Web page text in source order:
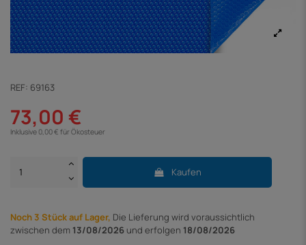
REF: 69163
73,00 €
Inklusive 0,00 € für Ökosteuer
Kaufen
Noch 3 Stück auf Lager, Die Lieferung wird voraussichtlich
zwischen dem 13/08/2026 und erfolgen 18/08/2026